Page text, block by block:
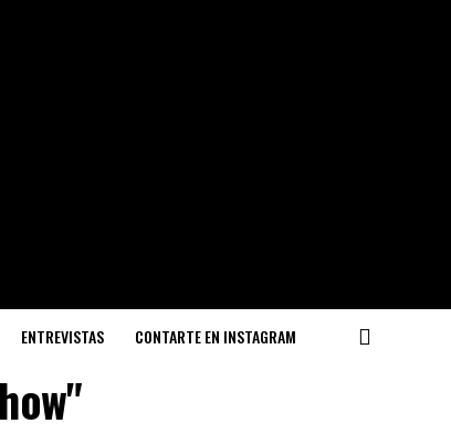
ENTREVISTAS CONTARTE EN INSTAGRAM